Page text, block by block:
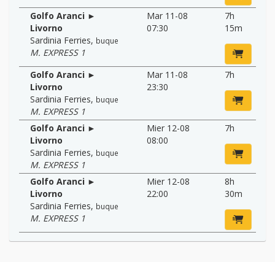
Golfo Aranci ►
Livorno
Sardinia Ferries, buque
M. EXPRESS 1
Mar 11-08
07:30
7h
15m
Golfo Aranci ►
Livorno
Sardinia Ferries, buque
M. EXPRESS 1
Mar 11-08
23:30
7h
Golfo Aranci ►
Livorno
Sardinia Ferries, buque
M. EXPRESS 1
Mier 12-08
08:00
7h
Golfo Aranci ►
Livorno
Sardinia Ferries, buque
M. EXPRESS 1
Mier 12-08
22:00
8h
30m